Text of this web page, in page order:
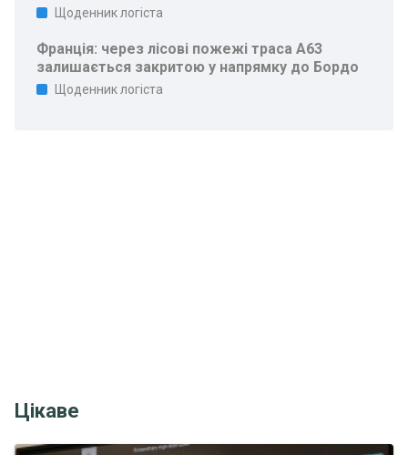
Щоденник логіста
Франція: через лісові пожежі траса A63
залишається закритою у напрямку до Бордо
Щоденник логіста
Цікаве